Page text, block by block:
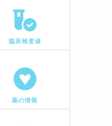
臨床検査値
薬の情報